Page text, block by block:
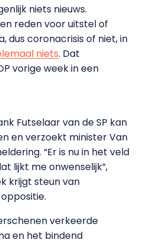
niets nieuws.
reden voor uitstel of
dus coronacrisis of niet, in
niets. Dat
vorige week in een
Futselaar van de SP kan
en verzoekt minister Van
“Er is nu in het veld
lijkt me onwenselijk”,
krijgt steun van
verkeerde
en het bindend